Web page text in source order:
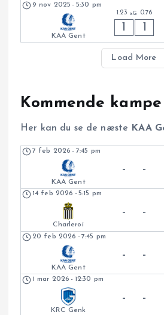
9 nov 2025 - 5:30 pm
KAA Gent
1.23 xG 0.76
1 1
Load More
Kommende kampe
Her kan du se de næste KAA
7 feb 2026 - 7:45 pm
KAA Gent
- -
14 feb 2026 -5:15 pm
Charleroi
- -
20 feb 2026 -7:45 pm
KAA Gent
- -
1 mar 2026 - 12:30 pm
KRC Genk
- -